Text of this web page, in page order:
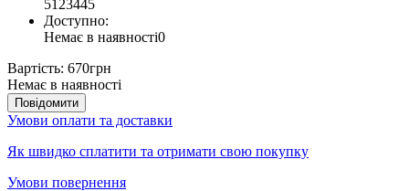
5123445
Доступно:
Немає в наявності0
Вартість: 670грн
Немає в наявності
Повідомити
Умови оплати та доставки
Як швидко сплатити та отримати свою покупку
Умови повернення